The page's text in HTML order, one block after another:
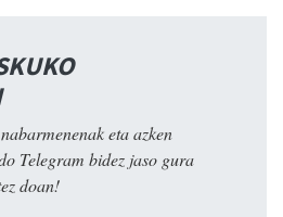
eta azken
Telegram bidez jaso gura
doan!